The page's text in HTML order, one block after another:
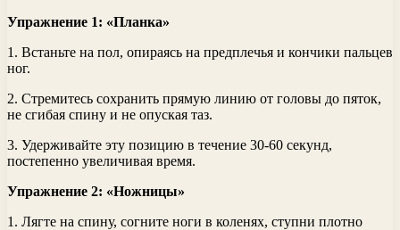
Упражнение 1: «Планка»
1. Встаньте на пол, опираясь на предплечья и кончики пальцев
ног.
2. Стремитесь сохранить прямую линию от головы до пяток,
не сгибая спину и не опуская таз.
3. Удерживайте эту позицию в течение 30-60 секунд,
постепенно увеличивая время.
Упражнение 2: «Ножницы»
1. Лягте на спину, согните ноги в коленях, ступни плотно